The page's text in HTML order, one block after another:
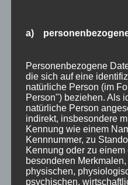
Suchen
Veranstaltungen im
Public Viewing
Oberstdorf im Mai –
im Allgäu
Extra Rabatt im März
Traveller Review
Blog Archiv
Blog
a)
Personenbezogene
die sich auf eine
natürliche Person (im
Person") beziehen. Als
natürliche Person
indirekt, insbesondere
Kennung wie einem
Kennnummer, zu
Kennung oder zu einem
besonderen
physischen,
psychischen,